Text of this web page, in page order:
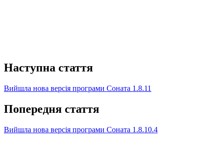
Наступна стаття
Вийшла нова версія програми Соната 1.8.11
Попередня стаття
Вийшла нова версія програми Соната 1.8.10.4